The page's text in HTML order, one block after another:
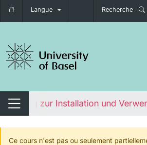
Langue Recherche
de navigation
Changer de navigation
zur Installation und
Ce cours n'est pas ou seulement